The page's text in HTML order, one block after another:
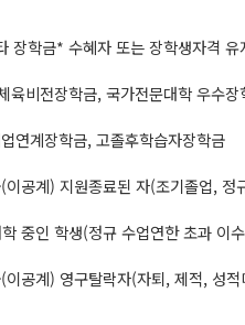
장학금* 수혜자 또는 장학생자격 유
비전장학금, 국가전문대학 우수장
연계장학금, 고졸후학습자장학금
공계) 지원종료된 자(조기졸업, 정
중인 학생(정규 수업연한 초과 이
공계) 영구탈락자(자퇴, 제적, 성적